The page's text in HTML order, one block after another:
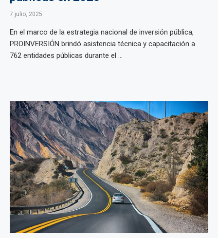
7 julio, 2025
En el marco de la estrategia nacional de inversión pública,
PROINVERSIÓN brindó asistencia técnica y capacitación a
762 entidades públicas durante el ...